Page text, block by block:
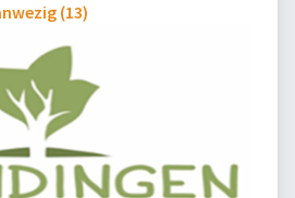
(13)